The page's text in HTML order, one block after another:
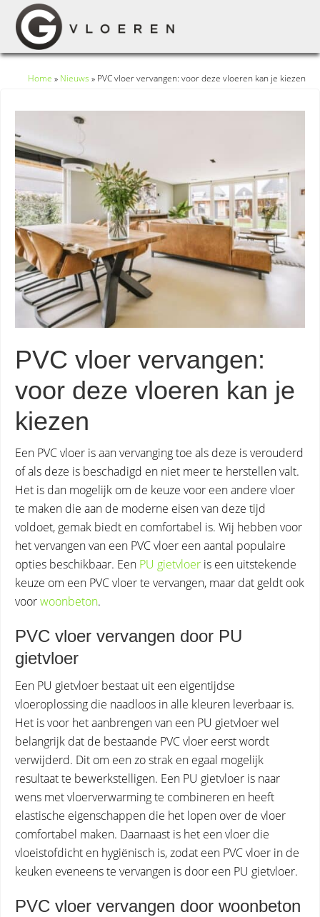
Home » Nieuws » PVC vloer vervangen: voor deze vloeren kan je kiezen
PVC vloer vervangen:
voor deze vloeren kan je
kiezen
Een PVC vloer is aan vervanging toe als deze is verouderd
of als deze is beschadigd en niet meer te herstellen valt.
Het is dan mogelijk om de keuze voor een andere vloer
te maken die aan de moderne eisen van deze tijd
voldoet, gemak biedt en comfortabel is. Wij hebben voor
het vervangen van een PVC vloer een aantal populaire
opties beschikbaar. Een PU gietvloer is een uitstekende
keuze om een PVC vloer te vervangen, maar dat geldt ook
voorwoonbeton.
PVC vloer vervangen door PU
gietvloer
Een PU gietvloer bestaat uit een eigentijdse
vloeroplossing die naadloos in alle kleuren leverbaar is.
Het is voor het aanbrengen van een PU gietvloer wel
belangrijk dat de bestaande PVC vloer eerst wordt
verwijderd. Dit om een zo strak en egaal mogelijk
resultaat te bewerkstelligen. Een PU gietvloer is naar
wens met vloerverwarming te combineren en heeft
elastische eigenschappen die het lopen over de vloer
comfortabel maken. Daarnaast is het een vloer die
vloeistofdicht en hygiënisch is, zodat een PVC vloer in de
keuken eveneens te vervangen is door een PU gietvloer.
PVC vloer vervangen door woonbeton